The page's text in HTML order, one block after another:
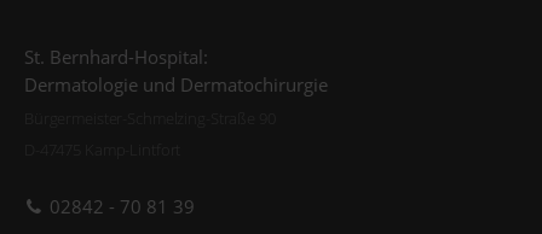
St. Bernhard-Hospital:
Dermatologie und Dermatochirurgie
02842 - 70 81 39